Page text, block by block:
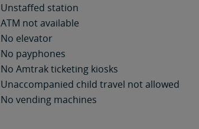
Unstaffed station
ATM not available
No elevator
No payphones
No Amtrak ticketing kiosks
Unaccompanied child travel not allowed
No vending machines